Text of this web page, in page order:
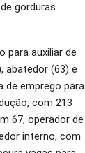
gorduras
para auxiliar de
abatedor (63) e
de emprego para
com 213
67, operador de
interno, com